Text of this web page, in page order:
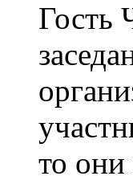
Гость
то они